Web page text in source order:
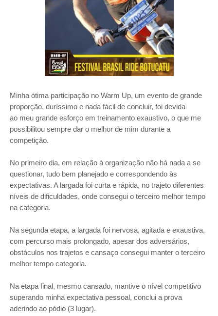
Minha ótima participação no Warm Up, um evento de grande
proporção, duríssimo e nada fácil de concluir, foi devida
ao meu grande esforço em treinamento exaustivo, o que me
possibilitou sempre dar o melhor de mim durante a
competição.
No primeiro dia, em relação à organização não há nada a se
questionar, tudo bem planejado e correspondendo às
expectativas. A largada foi curta e rápida, no trajeto diferentes
níveis de dificuldades, onde consegui o terceiro melhor tempo
na categoria.
Na segunda etapa, a largada foi nervosa, agitada e exaustiva,
com percurso mais prolongado, apesar dos adversários,
obstáculos nos trajetos e cansaço consegui manter o terceiro
melhor tempo categoria.
Na etapa final, mesmo cansado, mantive o nível competitivo
superando minha expectativa pessoal, conclui a prova
aderindo ao pódio (3 lugar).